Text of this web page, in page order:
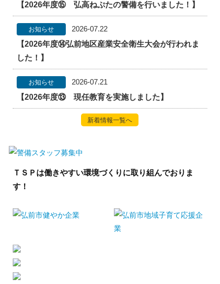
【2026年度⑮ 弘高ねぷたの警備を行いました！】
お知らせ
2026-07.22
【2026年度⑭弘前地区産業安全衛生大会が行われま
した！】
お知らせ
2026-07.21
【2026年度⑬ 現任教育を実施しました】
新着情報一覧へ
ＴＳＰは働きやすい環境づくりに取り組んでおりま
す！